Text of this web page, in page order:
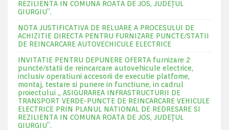
REZILIENTA IN COMUNA ROATA DE JOS, JUDEŢUL
GIURGIU”.
NOTA JUSTIFICATIVA DE RELUARE A PROCESULUI DE
ACHIZITIE DIRECTA PENTRU FURNIZARE PUNCTE/STATII
DE REINCARCARE AUTOVECHICULE ELECTRICE
INVITATIE PENTRU DEPUNERE OFERTA furnizare 2
puncte/statii de reincarcare autovehicule electrice,
inclusiv operatiuni accesorii de executie platfome,
montaj, testare si punere in functiune, in cadrul
proiectului „ ASIGURAREA INFRASTRUCTURII DE
TRANSPORT VERDE-PUNCTE DE REINCARCARE VEHICULE
ELECTRICE PRIN PLANUL NATIONAL DE REDRESARE SI
REZILIENTA IN COMUNA ROATA DE JOS, JUDEŢUL
GIURGIU”.